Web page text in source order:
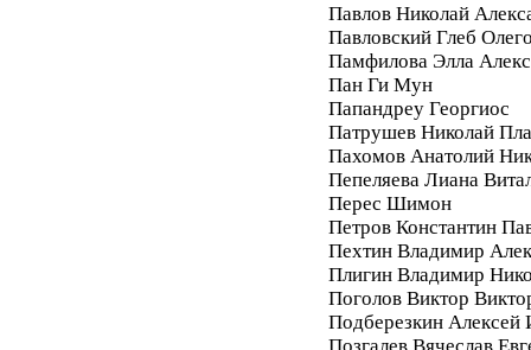
Павлов Николай
Павловский Глеб
Памфилова Элла
Пан Ги Мун
Папандреу Георгиос
Патрушев Николай
Пахомов Анатолий
Пепеляева Лиана
Перес Шимон
Петров Константин
Пехтин Владимир
Плигин Владимир
Поголов Виктор
Подберезкин Алексей